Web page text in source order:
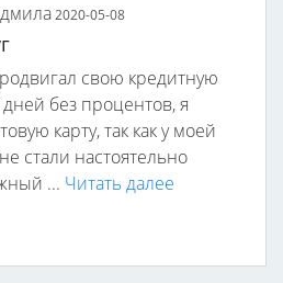
2020-05-08
свою кредитную
дней без процентов, я
карту, так как у моей
стали настоятельно
... Читать далее